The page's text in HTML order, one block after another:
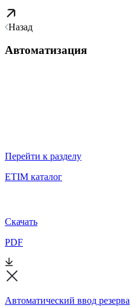
Назад
Автоматизация
Перейти к разделу
ETIM каталог
Скачать
PDF
Автоматический ввод резерва